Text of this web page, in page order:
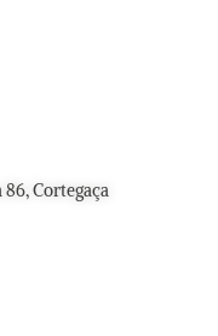
86, Cortegaça